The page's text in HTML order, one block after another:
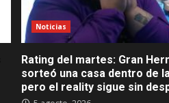
Noticias
Rating del martes: Gran
sorteó una casa dentro de
pero el reality sigue sin